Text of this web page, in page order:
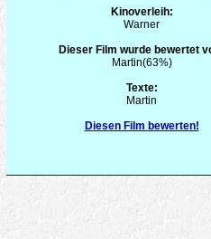
Kinoverleih:
Warner
Dieser Film wurde bewertet
Martin(63%)
Texte:
Martin
Diesen Film bewerten!